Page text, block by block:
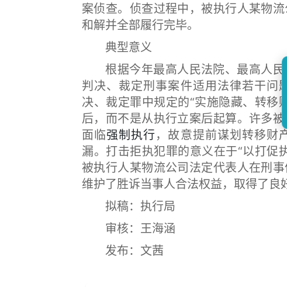
案侦查。侦查过程中，被执行人某物
和解并全部履行完毕。
典型意义
根据今年最高人民法院、最高人民
判决、裁定刑事案件适用法律若干问
决、裁定罪中规定的“实施隐藏、转移
后，而不是从执行立案后起算。许多
面临强制执行 ，故意提前谋划转移财
漏。打击拒执犯罪的意义在于“以打促
被执行人某物流公司法定代表人在刑
维护了胜诉当事人合法权益，取得了良
拟稿：执行局
审核：王海涵
发布：文茜